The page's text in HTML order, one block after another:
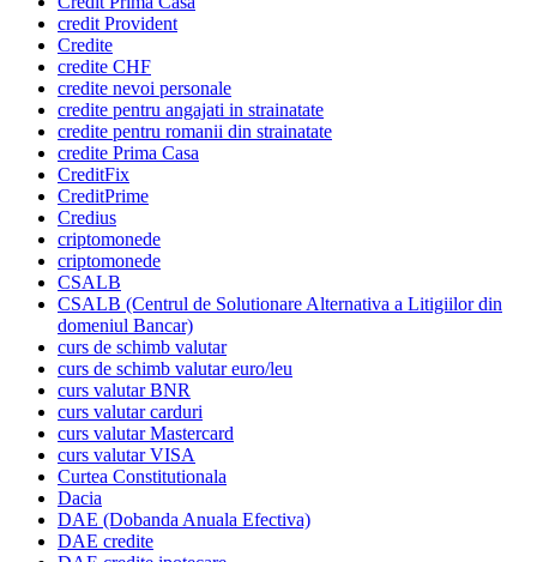
credit Provident
Credite
credite CHF
credite nevoi personale
credite pentru angajati in strainatate
credite pentru romanii din strainatate
credite Prima Casa
CreditFix
CreditPrime
Credius
criptomonede
criptomonede
CSALB
CSALB (Centrul de Solutionare Alternativa a Litigiilor din
domeniul Bancar)
curs de schimb valutar
curs de schimb valutar euro/leu
curs valutar BNR
curs valutar carduri
curs valutar Mastercard
curs valutar VISA
Curtea Constitutionala
Dacia
DAE (Dobanda Anuala Efectiva)
DAE credite